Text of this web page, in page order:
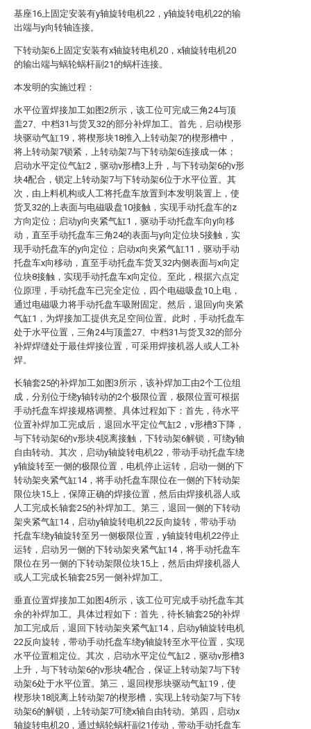
基座16上固定安装有y轴旋转电机22，y轴旋转电机22的输
出端与y向转轴连接。
下转动架6上固定安装有x轴旋转电机20，x轴旋转电机20
的输出端与蜗轮蜗杆副21的蜗杆连接。
本发明的实施过程：
水平位置焊接加工如图2所示，该工位可完成三角24与顶
盖27、中档31与货叉32的部分补焊加工。首先，启动楔形
块驱动气缸19，将楔形块18推入上转动架7的楔形槽中，
将上转动架7锁紧，上转动架7与下转动架6连接成一体；
启动水平定位气缸2，驱动v形槽3上升，与下转动架6的v形
块4配合，锁定上转动架7与下转动架6位于水平位置。其
次，由上料机构或人工将托盘车放置到本发明装置上，使
货叉32的上表面与电磁吸盘10接触，实现手动托盘车的z
方向定位；启动y向夹紧气缸1，驱动手动托盘车向y向移
动，直至手动托盘车三角24的表面与y向定位块5接触，实
现手动托盘车的y向定位；启动x向夹紧气缸11，驱动手动
托盘车x向移动，直至手动托盘车货叉32内侧表面与x向定
位块8接触，实现手动托盘车x向定位。至此，根据六点定
位原理，手动托盘车已完全定位，四个电磁吸盘10上电，
通过电磁吸力将手动托盘车吸附固定。然后，退回y向夹紧
气缸1，为焊接加工提供充足空间位置。此时，手动托盘车
处于水平位置，三角24与顶盖27、中档31与货叉32的部分
补焊焊缝处于最佳焊接位置，可采用焊接机器人或人工补
焊。
长轴套25的补焊加工如图3所示，该补焊加工由2个工位组
成，分别位于绕y轴转动的2个极限位置，极限位置可根据
手动托盘车焊接规格调整。具体过程如下：首先，待水平
位置补焊加工完成后，退回水平定位气缸2，v形槽3下降，
与下转动架6的v形块4脱离接触，下转动架6解锁，可绕y轴
自由转动。其次，启动y轴旋转电机22，带动手动托盘车绕
y轴旋转至一侧的极限位置，电机停止运转，启动一侧的下
转动架夹紧气缸14，将手动托盘车限位在一侧的下转动架
限位块15上，保障正确的焊接位置，然后由焊接机器人或
人工完成长轴套25的补焊加工。第三，退回一侧的下转动
架夹紧气缸14，启动y轴旋转电机22反向旋转，带动手动
托盘车绕y轴旋转至另一侧极限位置，y轴旋转电机22停止
运转，启动另一侧的下转动架夹紧气缸14，将手动托盘车
限位在另一侧的下转动架限位块15上，然后由焊接机器人
或人工完成长轴套25另一侧补焊加工。
垂直位置焊接加工如图4所示，该工位可完成手动托盘车其
余的补焊加工。具体过程如下：首先，待长轴套25的补焊
加工完成后，退回下转动架夹紧气缸14，启动y轴旋转电机
22反向旋转，带动手动托盘车绕y轴旋转至水平位置，实现
水平位置粗定位。其次，启动水平定位气缸2，驱动v形槽3
上升，与下转动架6的v形块4配合，保证上转动架7与下转
动架6处于水平位置。第三，退回楔形块驱动气缸19，使
楔形块18脱离上转动架7的楔形槽，实现上转动架7与下转
动架6的解锁，上转动架7可绕x轴自由转动。第四，启动x
轴旋转电机20，通过蜗轮蜗杆副21传动，带动手动托盘车